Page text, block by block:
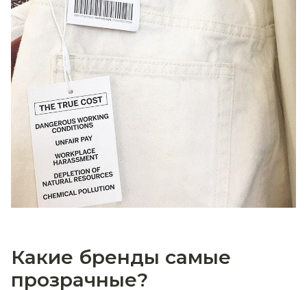
Какие бренды самые
прозрачные?